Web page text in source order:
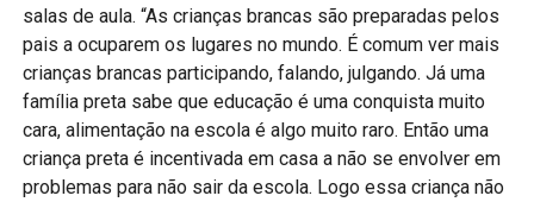
salas de aula. “As crianças brancas são preparadas pelos
pais a ocuparem os lugares no mundo. É comum ver mais
crianças brancas participando, falando, julgando. Já uma
família preta sabe que educação é uma conquista muito
cara, alimentação na escola é algo muito raro. Então uma
criança preta é incentivada em casa a não se envolver em
problemas para não sair da escola. Logo essa criança não